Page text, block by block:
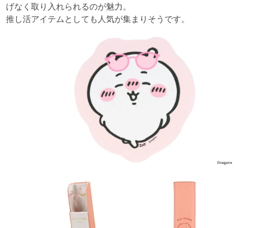
げなく取り入れられるのが魅力。
推し活アイテムとしても人気が集まりそうです。